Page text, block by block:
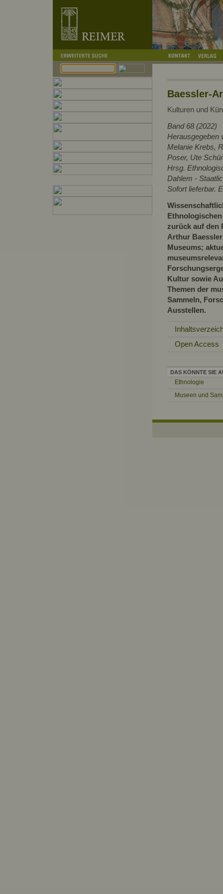
Baessler-
Kulturen und
Band 68 (2022)
Herausgegeben
Melanie Krebs,
Poser, Ute
Hrsg.
Dahlem -
Sofort lieferbar.
zurück auf den
Arthur Baessler
Museums;
Kultur sowie
Themen der
Sammeln,
Ausstellen.
Open Access
DAS KÖNNTE SIE
Ethnologie
Museen und